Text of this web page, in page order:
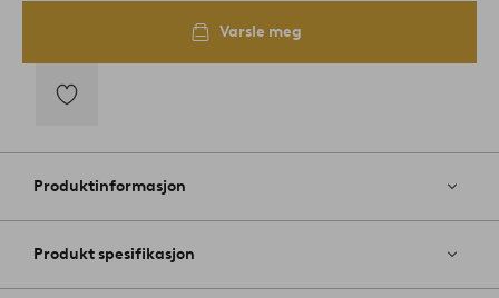
Varsle meg
til
favoritter
Produktinformasjon
Produkt spesifikasjon